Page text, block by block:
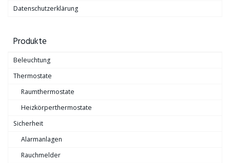
Datenschutzerklärung
Produkte
Beleuchtung
Thermostate
Raumthermostate
Heizkörperthermostate
Sicherheit
Alarmanlagen
Rauchmelder